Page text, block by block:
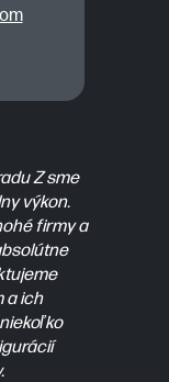
Z sme
výkon.
firmy a
a ich